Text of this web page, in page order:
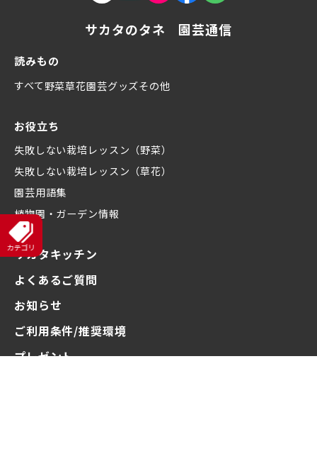
サカタのタネ 園芸通信
読みもの
すべて野菜草花園芸グッズその他
お役立ち
失敗しない栽培レッスン（野菜）
失敗しない栽培レッスン（草花）
園芸用語集
植物園・ガーデン情報
サカタキッチン
よくあるご質問
お知らせ
ご利用条件/推奨環境
プレゼント